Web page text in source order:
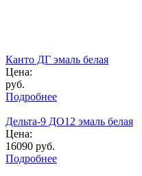
Канто ДГ эмаль белая
Цена:
руб.
Подробнее
Дельта-9 ДО12 эмаль белая
Цена:
16090 руб.
Подробнее